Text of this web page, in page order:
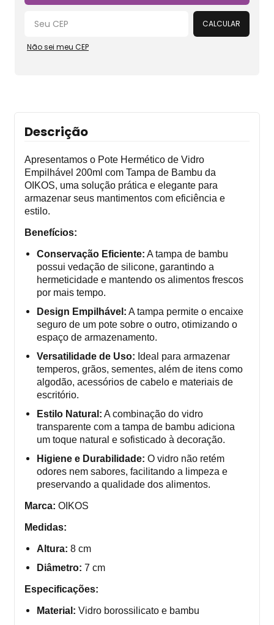
CALCULAR
Não sei meu CEP
Descrição
Apresentamos o Pote Hermético de Vidro
Empilhável 200ml com Tampa de Bambu da
OIKOS, uma solução prática e elegante para
armazenar seus mantimentos com eficiência e
estilo.
Benefícios:
Conservação Eficiente: A tampa de bambu
possui vedação de silicone, garantindo a
hermeticidade e mantendo os alimentos frescos
por mais tempo.
Design Empilhável: A tampa permite o encaixe
seguro de um pote sobre o outro, otimizando o
espaço de armazenamento.
Versatilidade de Uso: Ideal para armazenar
temperos, grãos, sementes, além de itens como
algodão, acessórios de cabelo e materiais de
escritório.
Estilo Natural: A combinação do vidro
transparente com a tampa de bambu adiciona
um toque natural e sofisticado à decoração.
Higiene e Durabilidade: O vidro não retém
odores nem sabores, facilitando a limpeza e
preservando a qualidade dos alimentos.
Marca: OIKOS
Medidas:
Altura: 8 cm
Diâmetro: 7 cm
Especificações:
Material: Vidro borossilicato e bambu